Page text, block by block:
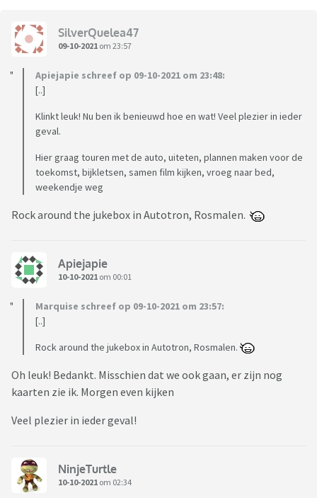
SilverQuelea47
09-10-2021 om 23:57
Apiejapie schreef op 09-10-2021 om 23:48:
[..]
Klinkt leuk! Nu ben ik benieuwd hoe en wat! Veel plezier in ieder
geval.
Hier graag touren met de auto, uiteten, plannen maken voor de
toekomst, bijkletsen, samen film kijken, vroeg naar bed,
weekendje weg
Rock around the jukebox in Autotron, Rosmalen.
Apiejapie
10-10-2021 om 00:01
Marquise schreef op 09-10-2021 om 23:57:
[..]
Rock around the jukebox in Autotron, Rosmalen.
Oh leuk! Bedankt. Misschien dat we ook gaan, er zijn nog
kaarten zie ik. Morgen even kijken
Veel plezier in ieder geval!
NinjeTurtle
10-10-2021 om 02:34